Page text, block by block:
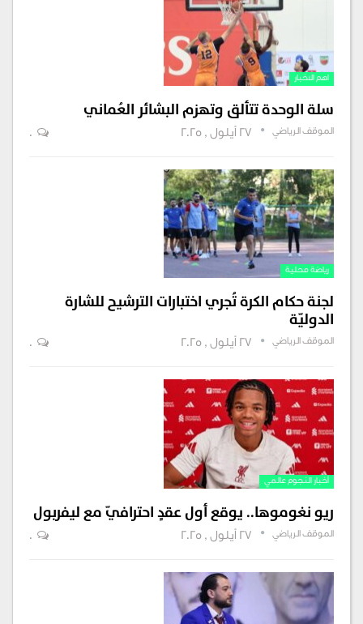
اهم الاخبار
سلة الوحدة تتألق وتهزم البشائر العُماني
الموقف الرياضي 27 أيلول , 2025 0
رياضة محلية
لجنة حكام الكرة تُجري اختبارات الترشيح للشارة
الدوليّة
الموقف الرياضي 27 أيلول , 2025 0
أخبار النجوم عالمي
ريو نغوموها.. يوقع أول عقدٍ احترافيّ مع ليفربول
الموقف الرياضي 27 أيلول , 2025 0